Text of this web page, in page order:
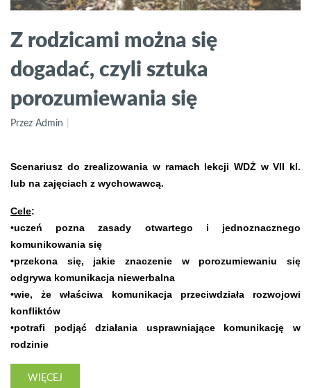
Z rodzicami można się
dogadać, czyli sztuka
porozumiewania się
Przez Admin
Scenariusz do zrealizowania w ramach lekcji WDŻ w VII kl.
lub na zajęciach z wychowawcą.
Cele:
•uczeń pozna zasady otwartego i jednoznacznego
komunikowania się
•przekona się, jakie znaczenie w porozumiewaniu się
odgrywa komunikacja niewerbalna
•wie, że właściwa komunikacja przeciwdziała rozwojowi
konfliktów
•potrafi podjąć działania usprawniające komunikację w
rodzinie
WIĘCEJ